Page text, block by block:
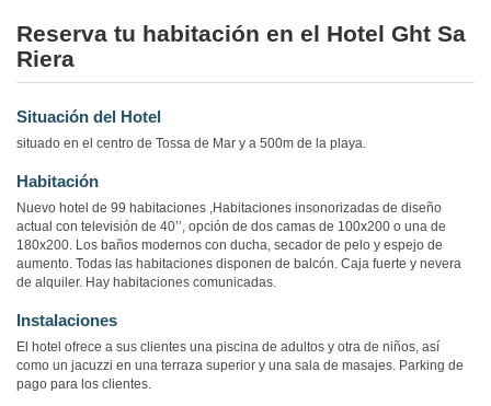
Reserva tu habitación en el Hotel Ght Sa
Riera
Situación del Hotel
situado en el centro de Tossa de Mar y a 500m de la playa.
Habitación
Nuevo hotel de 99 habitaciones ,Habitaciones insonorizadas de diseño
actual con televisión de 40’’, opción de dos camas de 100x200 o una de
180x200. Los baños modernos con ducha, secador de pelo y espejo de
aumento. Todas las habitaciones disponen de balcón. Caja fuerte y nevera
de alquiler. Hay habitaciones comunicadas.
Instalaciones
El hotel ofrece a sus clientes una piscina de adultos y otra de niños, así
como un jacuzzi en una terraza superior y una sala de masajes. Parking de
pago para los clientes.